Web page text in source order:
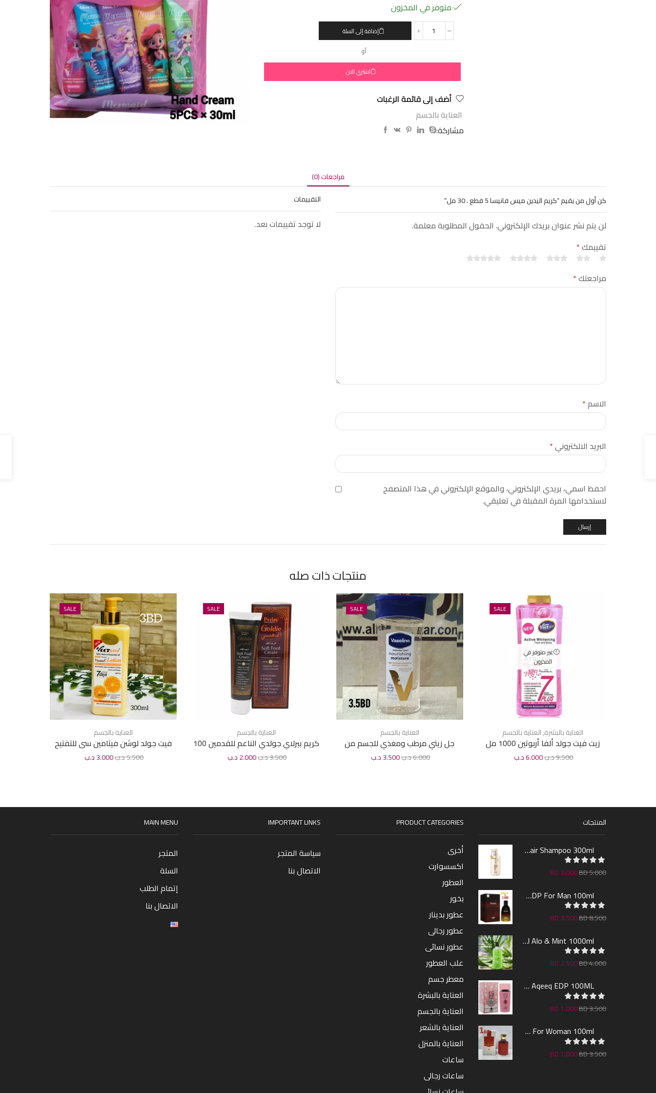
متوفر في المخزون
إضافة إلى السلة
أو
اشتري الان
أضف إلى قائمة الرغبات
العناية بالجسم
مشاركة:
مراجعات (0)
التقييمات
لا توجد تقييمات بعد.
كن أول من يقيم “كريم اليدين ميس فانيسا 5 قطع . 30 مل”
لن يتم نشر عنوان بريدك الإلكتروني. الحقول المطلوبة معلمة.
تقييمك*
مراجعتك*
الاسم *
البريد الالكتروني*
احفظ اسمي، بريدي الإلكتروني، والموقع الإلكتروني في هذا المتصفح
لاستخدامها المرة المقبلة في تعليقي.
منتجات ذات صله
SALE
غير متوفر في
المخزون
العناية بالبشرة,العناية بالجسم
زيت فيت جولد ألفا أربوتين 1000 مل
9.500د.ب6.000د.ب
SALE
العناية بالجسم
جل زيتي مرطب ومغذي للجسم من
فازلين 200 مل
6.000د.ب3.500د.ب
SALE
العناية بالجسم
كريم بيرلاي جولدي الناعم للقدمين 100
مل 3.500د.ب2.000د.ب
SALE
العناية بالجسم
فيت جولد لوشن فيتامين سى للتفتيح
300مل5.500د.ب3.000د.ب
MAIN MENU
المتجر
السلة
إتمام الطلب
الاتصال بنا
IMPORTANT LINKS
سياسة المتجر
الاتصال بنا
PRODUCT CATEGORIES
أخرى
اكسسوارت
العطور
بخور
عطور بدينار
عطور رجالى
عطور نسائى
علب العطور
معطر جسم
العناية بالبشرة
العناية بالجسم
العناية بالشعر
العناية بالمنزل
ساعات
ساعات رجالى
المنتجات
Sakura Hair Shampoo 300ml
BD5.000
BD3.000
Farcent EDP For Man 100ml
BD8.500
BD3.500
Revel Shower Gel Alo & Mint 1000ml
BD4.000
BD2.500
Lara By AL Aqeeq EDP 100ML
BD3.500
BD1.000
CHI EDT For Woman 100ml
BD3.500
BD1.000